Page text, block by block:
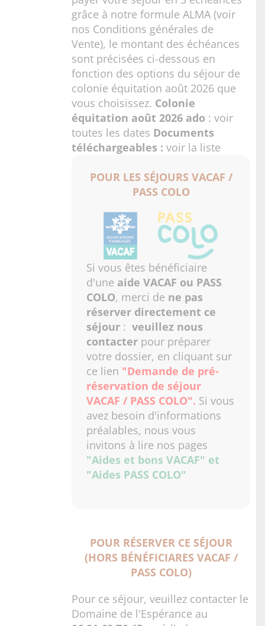
grâce à notre formule ALMA (voir
nos Conditions générales de
Vente), le montant des échéances
sont précisées ci-dessous en
fonction des options du séjour de
colonie équitation août 2026 que
vous choisissez. Colonie
équitation août 2026 ado :voir
toutes les dates Documents
téléchargeables : voir la liste
POUR LES SÉJOURS VACAF /
PASS COLO
Si vous êtes bénéficiaire
d'une aide VACAF ou PASS
COLO, merci de ne pas
réserver directement ce
séjour :veuillez nous
contacter pour préparer
votre dossier, en cliquant sur
ce lien "Demande de pré-
réservation de séjour
VACAF / PASS COLO". Si vous
avez besoin d'informations
préalables, nous vous
invitons à lire nos pages
"Aides et bons VACAF" et
"Aides PASS COLO"
POUR RÉSERVER CE SÉJOUR
(HORS BÉNÉFICIARES VACAF /
PASS COLO)
Pour ce séjour, veuillez contacter le
Domaine de l'Espérance au